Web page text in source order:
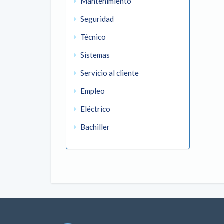
Seguridad
Técnico
Sistemas
Servicio al cliente
Empleo
Eléctrico
Bachiller